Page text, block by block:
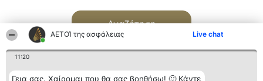
ΑΕΤΟΊ της ασφάλειας Live chat
11:20
Γεια σας. Χαίρομαι που θα σας βοηθήσω! 🙂 Κάντε
Αναζήτηση